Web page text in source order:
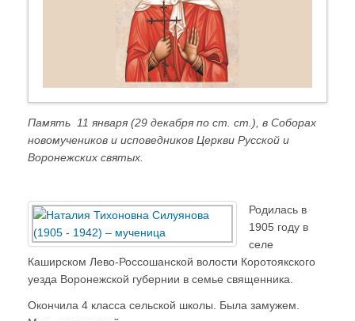
Память 11 января (29 декабря по ст. ст.), в Соборах
новомучеников и исповедников Церкви Русской и
Воронежских святых.
Родилась в
1905 году в
селе
Каширском Лево-Россошанской волости Коротоякского
уезда Воронежской губернии в семье священника.
Окончила 4 класса сельской школы. Была замужем.